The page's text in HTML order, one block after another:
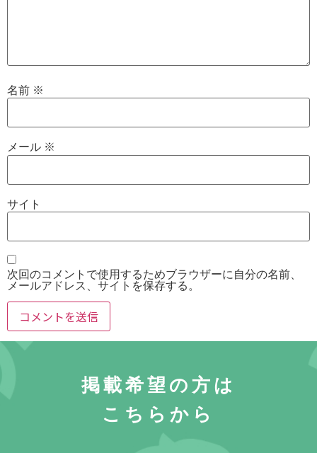
名前 ※
メール ※
サイト
次回のコメントで使用するためブラウザーに自分の名前、
メールアドレス、サイトを保存する。
掲載希望の方は
こちらから